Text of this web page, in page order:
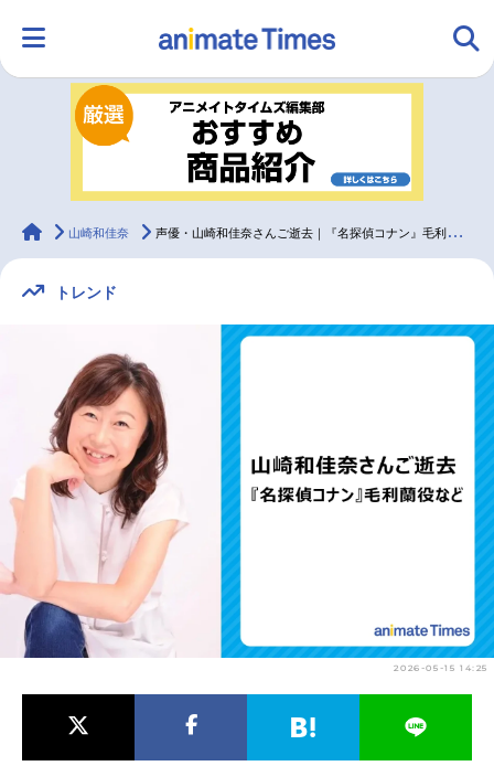
ランキング アニメ
ラジオ
2.5次元 配信・Vtuber
最新記事一覧
アニメ記事一覧 声優記事一覧
アニメ映画一覧
今期アニメ曜日別一覧
春アニメ
男性声優/女性声優一覧
animateTimes
山崎和佳奈 声優・山崎和佳奈さんご逝去｜『名探偵コナン』毛利蘭役など
トレンド
2026-05-15 14:25